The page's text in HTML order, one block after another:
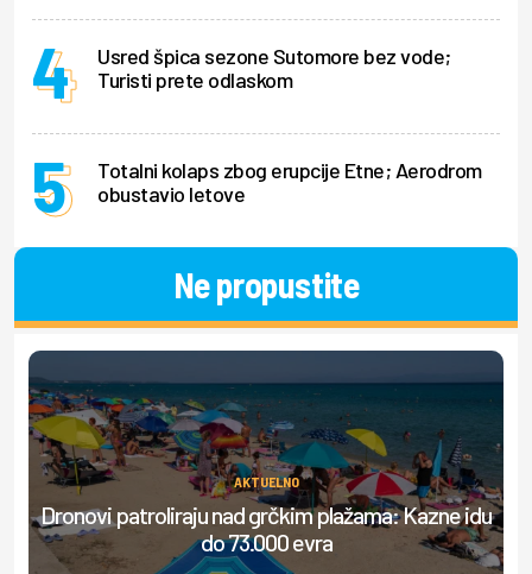
Usred špica sezone Sutomore bez vode;
Turisti prete odlaskom
Totalni kolaps zbog erupcije Etne; Aerodrom
obustavio letove
Ne propustite
AKTUELNO
Dronovi patroliraju nad grčkim plažama: Kazne idu
do 73.000 evra